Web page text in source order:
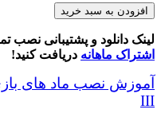
Waka's
Campaign
Land
Battles
(WCLB)
Map
Pack
عدد
افزودن به سبد خرید
لینک دانلود و پشتیبانی نصب
اشتراک ماهانه دریافت کنید!
III